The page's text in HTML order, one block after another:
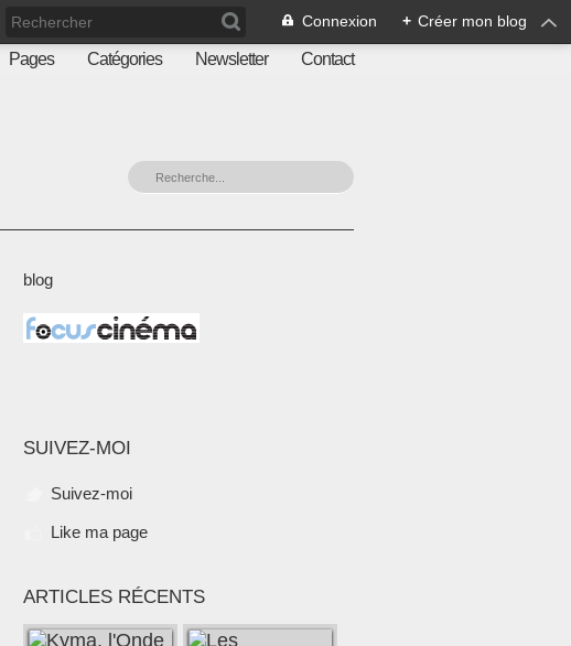
Connexion + Créer mon blog
Pages Catégories Newsletter Contact
blog
SUIVEZ-MOI
Suivez-moi
Like ma page
ARTICLES RÉCENTS